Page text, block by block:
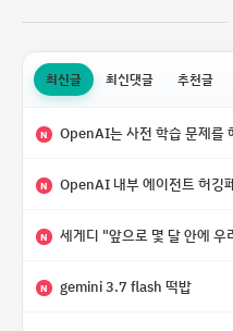
최신글 최신댓글 추천글
N OpenAI는 사전 학습 문제를 해결했으며, 'Doug'라는
N OpenAI 내부 에이전트 허깅
N 세게디 "앞으로 몇 달 안에 우리는 전복
N gemini 3.7 flash 떡밥